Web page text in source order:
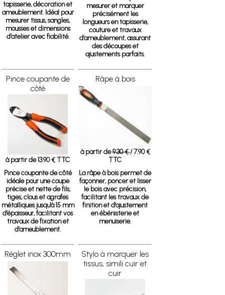
tapisserie, décoration et
ameublement. Idéal pour
mesurer tissus, sangles,
mousses et dimensions
d’atelier avec fiabilité.
mesurer et marquer
précisément les
longueurs en tapisserie,
couture et travaux
d’ameublement, assurant
des découpes et
ajustements parfaits.
Pince coupante de
côté
à partir de 13.90 € TTC
Pince coupante de côté
idéale pour une coupe
précise et nette de fils,
tiges, clous et agrafes
métalliques jusqu'à 15 mm
d’épaisseur, facilitant vos
travaux de fixation et
d’ameublement.
Râpe à bois
à partir de9.30 €/ 7.90 €
TTC
La râpe à bois permet de
façonner, poncer et lisser
le bois avec précision,
facilitant les travaux de
finition et d'ajustement
en ébénisterie et
menuiserie.
Réglet inox 300mm
Stylo à marquer les
tissus, simili cuir et
cuir